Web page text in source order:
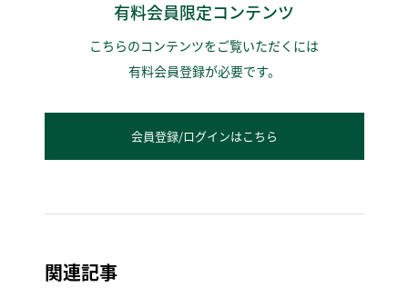
有料会員限定コンテンツ
こちらのコンテンツをご覧いただくには
有料会員登録が必要です。
会員登録/ログインはこちら
関連記事